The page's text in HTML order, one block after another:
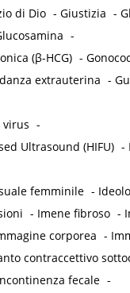
di Dio -Giustizia -
-
(β-HCG) -
extrauterina -
virus -
Ultrasound (HIFU) -
femminile -
- Imene fibroso -
corporea -
contraccettivo
fecale -